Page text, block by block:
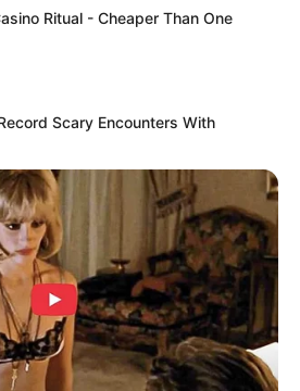
สรรคชิ้นใหญ่ มักจะมากับเพศตรง
าย การทำงานถูกจับเปลี่ยน โยก
ลุยกันแบบไม่ยั้ง ถ้ามัวแต่กลัวแต่
นี้เริ่มกู้สถานการณ์กลับมาได้ ได้รับ
ขยับขยายดีขึ้น ใครที่คิดเปลี่ยนงาน
ช่วงต้นจับจ่ายสะดุดตลอด แต่
ถัมภ์ให้ผ่านพ้น การเดินทางจะนำ
ะใจร้อน ถ้าสงบลงมาหน่อยจะรู้ว่า
อย่างไร ส่วนคนโสดต้องหาเรื่อง
กระหว่างทาง
Ritual - Cheaper Than One
Scary Encounters With